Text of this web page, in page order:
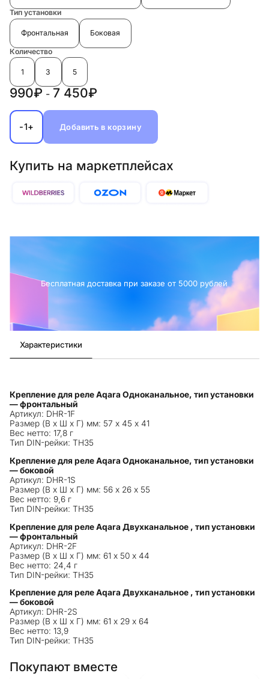
Тип установки
Фронтальная Боковая
Количество
1 3 5
990₽ - 7 450₽
-1+ Добавить в корзину
Купить на маркетплейсах
Бесплатная доставка при заказе от 5000 рублей
Характеристики
Крепление для реле Aqara Одноканальное, тип установки
— фронтальный
Артикул: DHR-1F
Размер (В х Ш х Г) мм: 57 х 45 х 41
Вес нетто: 17,8 г
Тип DIN-рейки: TH35
Крепление для реле Aqara Одноканальное, тип установки
— боковой
Артикул: DHR-1S
Размер (В х Ш х Г) мм: 56 х 26 х 55
Вес нетто: 9,6 г
Тип DIN-рейки: TH35
Крепление для реле Aqara Двухканальное , тип установки
— фронтальный
Артикул: DHR-2F
Размер (В х Ш х Г) мм: 61 х 50 х 44
Вес нетто: 24,4 г
Тип DIN-рейки: TH35
Крепление для реле Aqara Двухканальное , тип установки
— боковой
Артикул: DHR-2S
Размер (В х Ш х Г) мм: 61 х 29 х 64
Вес нетто: 13,9
Тип DIN-рейки: TH35
Покупают вместе